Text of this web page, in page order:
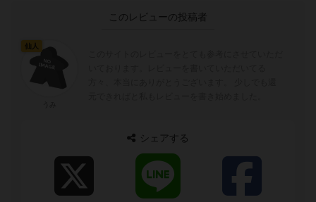
このレビューの投稿者
仙人
シェアする